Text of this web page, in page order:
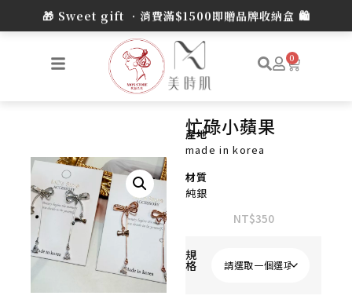
🎁 Sweet gift •消費滿$1500即贈品牌收納盒 🛍️
0
忙碌小蘋果
產地
made in korea
材質
純銀
NT$350
規
格